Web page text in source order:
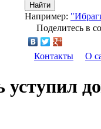
Найти
Например:
Поделитесь в
Контакты О